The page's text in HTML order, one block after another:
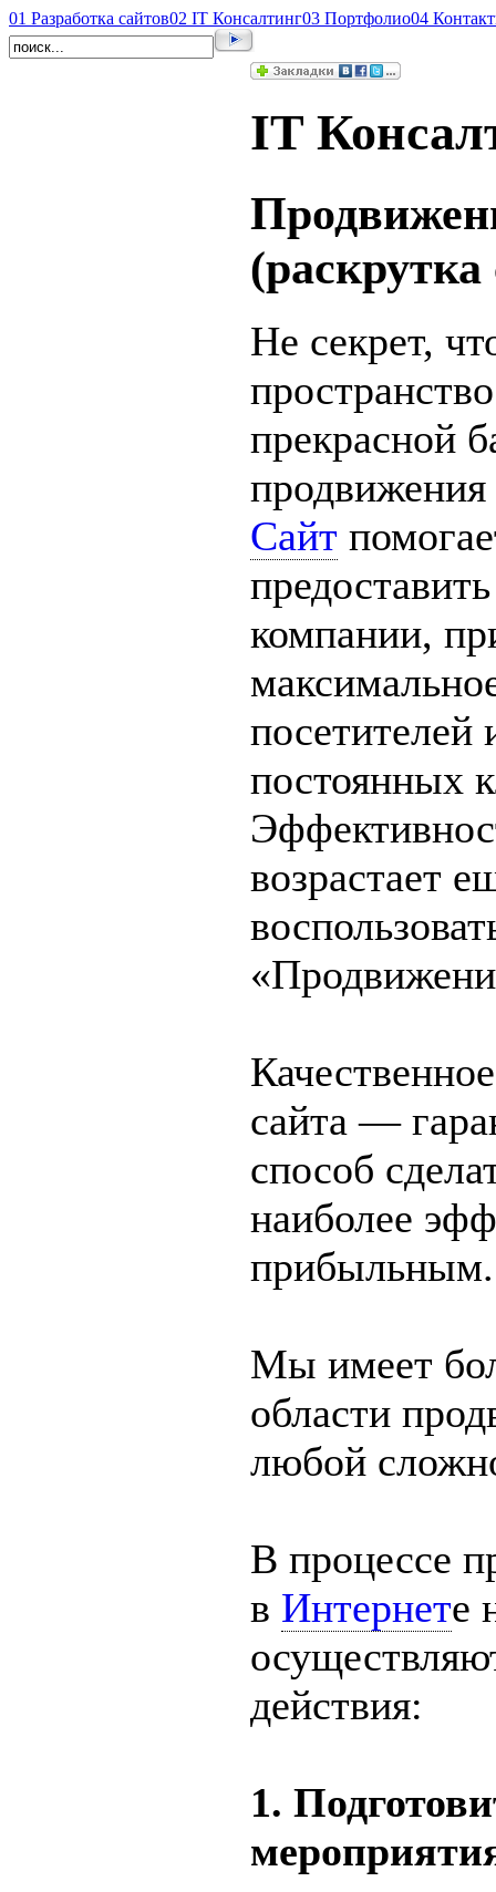
01 Разработка сайтов02 IT Консалтинг03 Портфолио04
IT
(раскрутка
Не секрет,
прекрасной
Сайт
компании,
посетителей
постоянных
возрастает
сайта —
способ
наиболее
прибыльным.
Мы имеет
области
любой
В процессе
в Интернете
действия:
1.